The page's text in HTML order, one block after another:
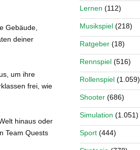
Gebäude,
deiner
um ihre
frei, wie
hinaus oder
Team Quests
Lernen (112)
Musikspiel (218)
Ratgeber (18)
Rennspiel (516)
Rollenspiel (1.059)
Shooter (686)
Simulation (1.051)
Sport (444)